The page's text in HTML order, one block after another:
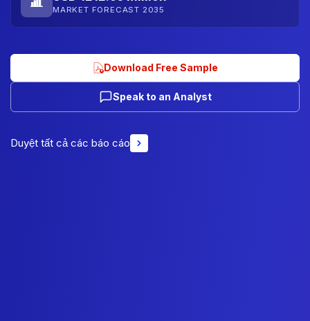
MARKET FORECAST 2035
Download Free Sample
Speak to an Analyst
Duyệt tất cả các báo cáo